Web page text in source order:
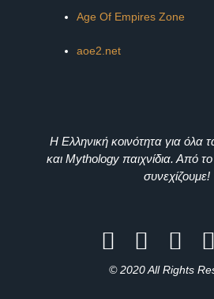
Age Of Empires Zone
aoe2.net
Η Ελληνική κοινότητα για όλα
και Mythology παιχνίδια. Από
συνεχίζουμε!
© 2020 All Rights